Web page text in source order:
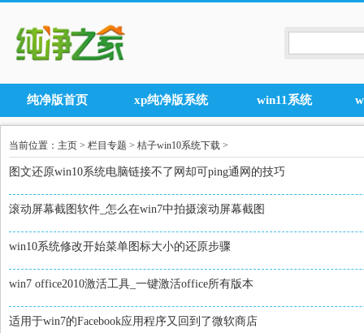
纯净版首页 xp纯净版系统 win11系统
当前位置： 主页 > 栏目专题 > 桔子win10系统下载 >
图文还原win10系统电脑链接不了网却可ping通网的技巧
滚动屏幕截图软件_怎么在win7中拍摄滚动屏幕截图
win10系统修改开始菜单图标大小的还原步骤
win7 office2010激活工具_一键激活office所有版本
适用于win7的Facebook应用程序又回到了微软商店